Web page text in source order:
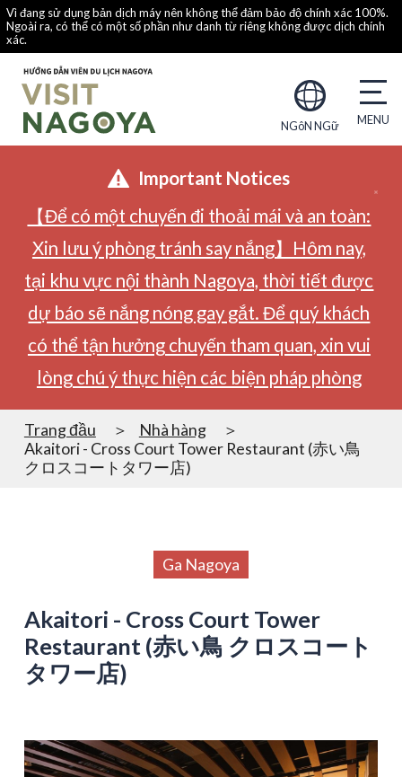
Vì đang sử dụng bản dịch máy nên không thể đảm bảo độ chính xác 100%.
Ngoài ra, có thể có một số phần như danh từ riêng không được dịch chính
xác.
NGôN NGữ
Important Notices
【Để có một chuyến đi thoải mái và an toàn:
Xin lưu ý phòng tránh say nắng】Hôm nay,
tại khu vực nội thành Nagoya, thời tiết được
dự báo sẽ nắng nóng gay gắt. Để quý khách
có thể tận hưởng chuyến tham quan, xin vui
lòng chú ý thực hiện các biện pháp phòng
Trang đầu
Nhà hàng
Akaitori - Cross Court Tower Restaurant (赤い鳥
クロスコートタワー店)
Ga Nagoya
Akaitori - Cross Court Tower
Restaurant (赤い鳥 クロスコート
タワー店)